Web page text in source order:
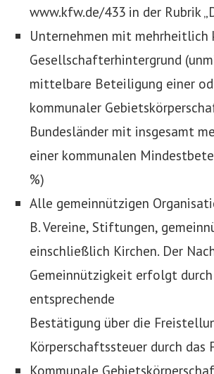
www.kfw.de/433 in der Rubrik
Unternehmen mit mehrheitlich
Gesellschafterhintergrund
mittelbare Beteiligung einer
kommunaler
Bundesländer mit insgesamt
einer kommunalen
%)
Alle gemeinnützigen
B. Vereine, Stiftungen,
einschließlich Kirchen. Der
Gemeinnützigkeit erfolgt
entsprechende
Bestätigung über die
Körperschaftssteuer durch das
Kommunale